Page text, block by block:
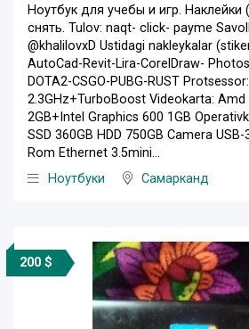
Ноутбук для учебы и игр.
снять. Tulov: naqt- click- payme
@khalilovxD Ustidagi nakleykalar
AutoCad-Revit-Lira-CorelDraw-
DOTA2-CSGO-PUBG-RUST
2.3GHz+TurboBoost Videokarta: Amd
2GB+Intel Graphics 600 1GB
SSD 360GB HDD 750GB Camera USB-
Rom Ethernet 3.5mini...
Ноутбуки
Самарканд
200 $